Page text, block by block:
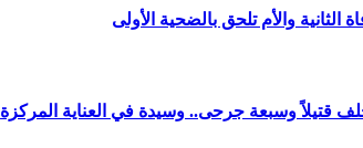
والأم تلحق بالضحية الأولى
وسبعة جرحى.. وسيدة في العناية المركزة